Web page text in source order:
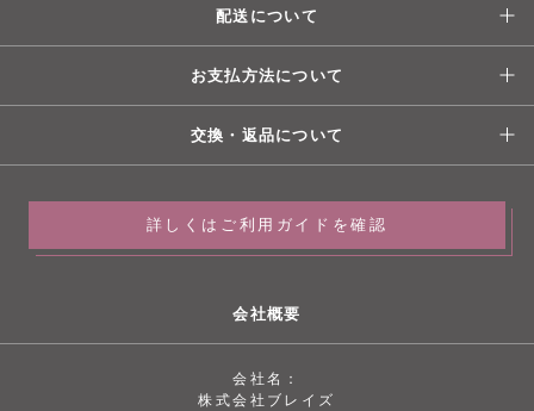
配送について
お支払方法について
交換・返品について
詳しくはご利用ガイドを確認
会社概要
会社名：
株式会社ブレイズ